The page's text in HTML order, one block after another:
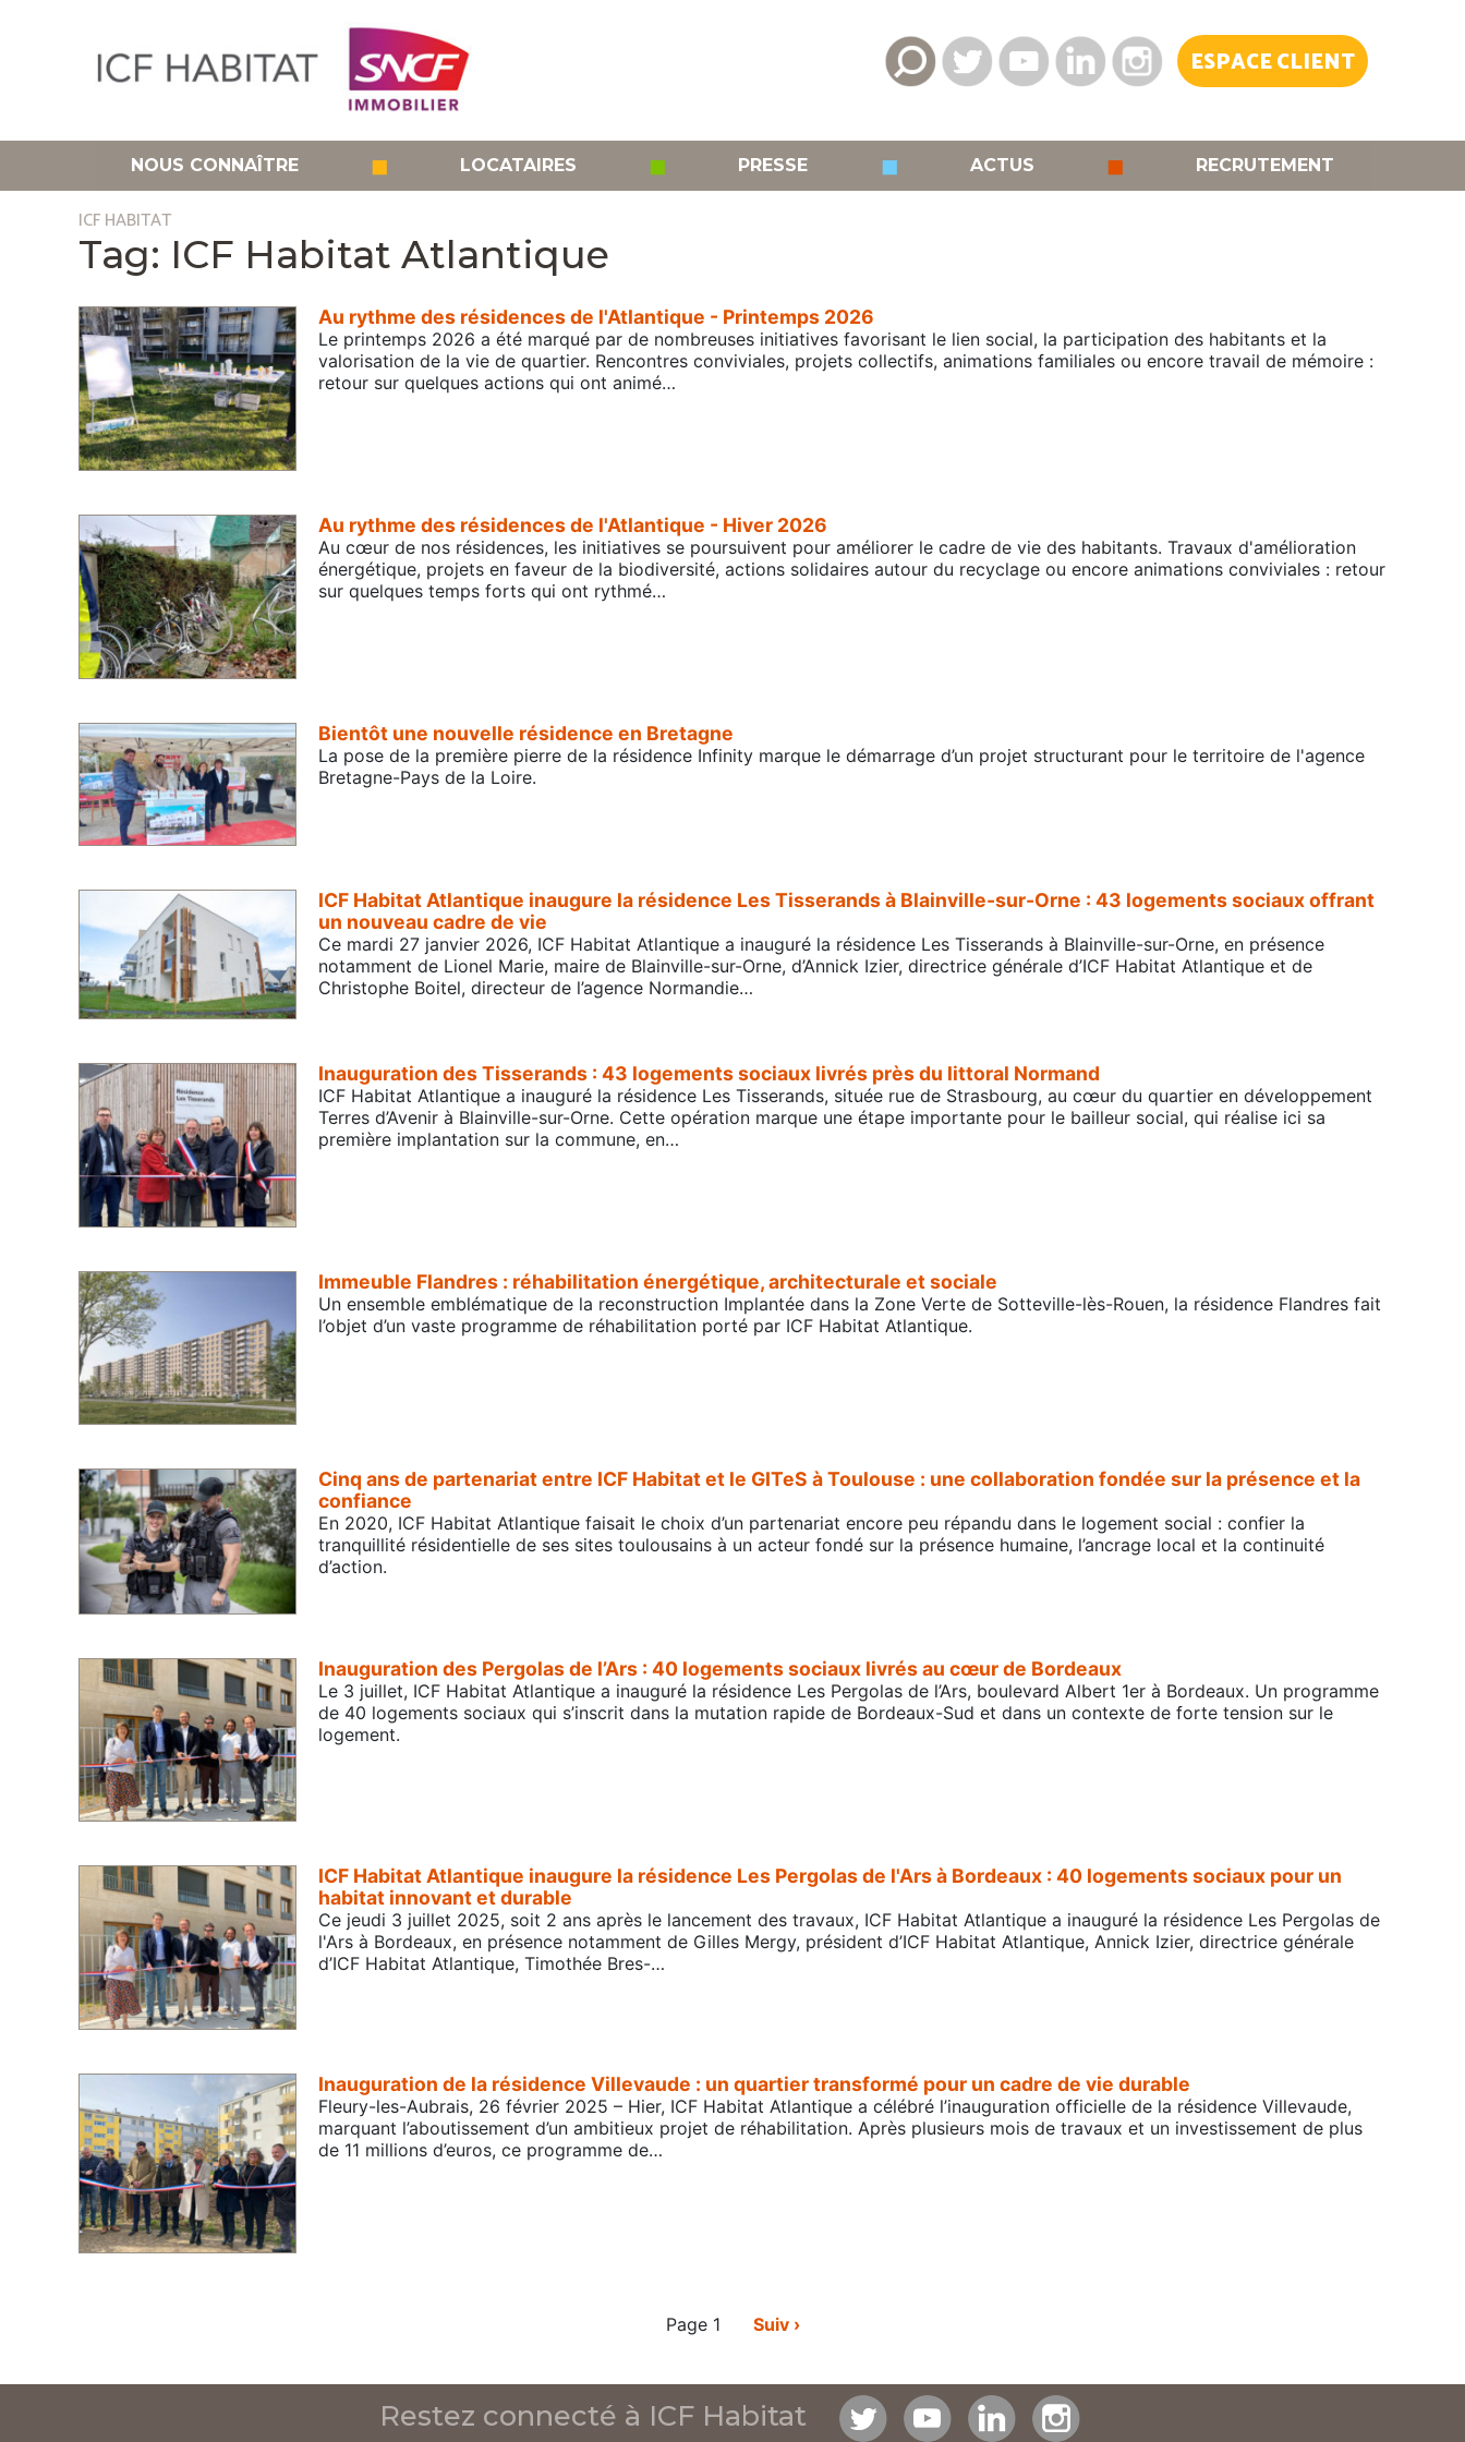
ESPACE CLIENT
NOUS CONNAÎTRE ◼ LOCATAIRES ◼ PRESSE ◼ ACTUS ◼ RECRUTEMENT
ICF HABITAT
ICF Habitat Atlantique
Au rythme des résidences de l'Atlantique - Printemps 2026
Le printemps 2026 a été marqué par de nombreuses initiatives favorisant le lien social, la participation des habitants et la
valorisation de la vie de quartier. Rencontres conviviales, projets collectifs, animations familiales ou encore travail de mémoire :
retour sur quelques actions qui ont animé…
Au rythme des résidences de l'Atlantique - Hiver 2026
Au cœur de nos résidences, les initiatives se poursuivent pour améliorer le cadre de vie des habitants. Travaux d'amélioration
énergétique, projets en faveur de la biodiversité, actions solidaires autour du recyclage ou encore animations conviviales : retour
sur quelques temps forts qui ont rythmé…
Bientôt une nouvelle résidence en Bretagne
La pose de la première pierre de la résidence Infinity marque le démarrage d’un projet structurant pour le territoire de l'agence
Bretagne-Pays de la Loire.
ICF Habitat Atlantique inaugure la résidence Les Tisserands à Blainville-sur-Orne : 43 logements sociaux offrant
un nouveau cadre de vie
Ce mardi 27 janvier 2026, ICF Habitat Atlantique a inauguré la résidence Les Tisserands à Blainville-sur-Orne, en présence
notamment de Lionel Marie, maire de Blainville-sur-Orne, d’Annick Izier, directrice générale d’ICF Habitat Atlantique et de
Christophe Boitel, directeur de l’agence Normandie…
Inauguration des Tisserands : 43 logements sociaux livrés près du littoral Normand
ICF Habitat Atlantique a inauguré la résidence Les Tisserands, située rue de Strasbourg, au cœur du quartier en développement
Terres d’Avenir à Blainville-sur-Orne. Cette opération marque une étape importante pour le bailleur social, qui réalise ici sa
première implantation sur la commune, en…
Immeuble Flandres : réhabilitation énergétique, architecturale et sociale
Un ensemble emblématique de la reconstruction Implantée dans la Zone Verte de Sotteville-lès-Rouen, la résidence Flandres fait
l’objet d’un vaste programme de réhabilitation porté par ICF Habitat Atlantique.
Cinq ans de partenariat entre ICF Habitat et le GITeS à Toulouse : une collaboration fondée sur la présence et la
confiance
En 2020, ICF Habitat Atlantique faisait le choix d’un partenariat encore peu répandu dans le logement social : confier la
tranquillité résidentielle de ses sites toulousains à un acteur fondé sur la présence humaine, l’ancrage local et la continuité
d’action.
Inauguration des Pergolas de l’Ars : 40 logements sociaux livrés au cœur de Bordeaux
Le 3 juillet, ICF Habitat Atlantique a inauguré la résidence Les Pergolas de l’Ars, boulevard Albert 1er à Bordeaux. Un programme
de 40 logements sociaux qui s’inscrit dans la mutation rapide de Bordeaux-Sud et dans un contexte de forte tension sur le
logement.
ICF Habitat Atlantique inaugure la résidence Les Pergolas de l'Ars à Bordeaux : 40 logements sociaux pour un
habitat innovant et durable
Ce jeudi 3 juillet 2025, soit 2 ans après le lancement des travaux, ICF Habitat Atlantique a inauguré la résidence Les Pergolas de
l'Ars à Bordeaux, en présence notamment de Gilles Mergy, président d’ICF Habitat Atlantique, Annick Izier, directrice générale
d’ICF Habitat Atlantique, Timothée Bres-…
Inauguration de la résidence Villevaude : un quartier transformé pour un cadre de vie durable
Fleury-les-Aubrais, 26 février 2025 – Hier, ICF Habitat Atlantique a célébré l’inauguration officielle de la résidence Villevaude,
marquant l’aboutissement d’un ambitieux projet de réhabilitation. Après plusieurs mois de travaux et un investissement de plus
de 11 millions d’euros, ce programme de…
Page 1
Page
Suiv ›
Restez connecté à ICF Habitat